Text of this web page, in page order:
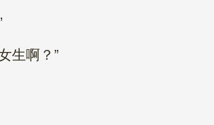
生啊？”